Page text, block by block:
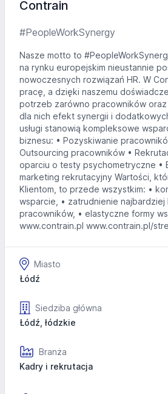
Contrain
#PeopleWorkSynergy
Nasze motto to
na rynku europejskim nieustannie
nowoczesnych rozwiązań HR. W
pracę, a dzięki naszemu
potrzeb zarówno pracowników
dla nich efekt synergii i
usługi stanowią kompleksowe
biznesu: • Pozyskiwanie
Outsourcing pracowników •
oparciu o testy psychometryczne •
marketing rekrutacyjny Wartości,
Klientom, to przede wszystkim: •
wsparcie, • zatrudnienie najbardziej
pracowników, • elastyczne formy
www.contrain.pl www.contrain.pl/
Miasto
Łódź
Siedziba główna
Łódź, łódzkie
Branża
Kadry i rekrutacja